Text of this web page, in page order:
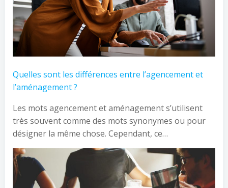
Quelles sont les différences entre l’agencement et
l’aménagement ?
Les mots agencement et aménagement s’utilisent
très souvent comme des mots synonymes ou pour
désigner la même chose. Cependant, ce…